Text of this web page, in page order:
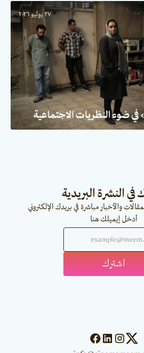
٢٧ يوليو ٢٠٢٦
في ضوء النظريات الاجتماعية
في النشرة البريدية
والأخبار مباشرة في بريدك الإلكتروني
أدخل إيميلك هنا